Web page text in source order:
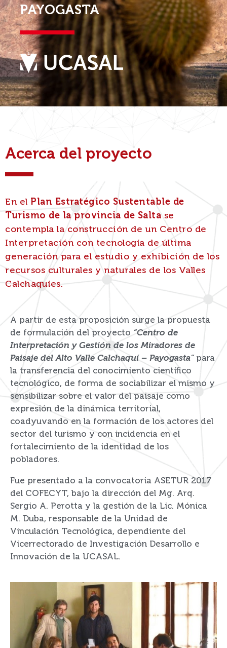
PAYOGASTA
Acerca del proyecto
En el Plan Estratégico Sustentable de
Turismo de la provincia de Salta se
contempla la construcción de un Centro de
Interpretación con tecnología de última
generación para el estudio y exhibición de los
recursos culturales y naturales de los Valles
Calchaquíes.
A partir de esta proposición surge la propuesta
de formulación del proyecto “Centro de
Interpretación y Gestión de los Miradores de
Paisaje del Alto Valle Calchaquí – Payogasta”para
la transferencia del conocimiento científico
tecnológico, de forma de sociabilizar el mismo y
sensibilizar sobre el valor del paisaje como
expresión de la dinámica territorial,
coadyuvando en la formación de los actores del
sector del turismo y con incidencia en el
fortalecimiento de la identidad de los
pobladores.
Fue presentado a la convocatoria ASETUR 2017
del COFECYT, bajo la dirección del Mg. Arq.
Sergio A. Perotta y la gestión de la Lic. Mónica
M. Duba, responsable de la Unidad de
Vinculación Tecnológica, dependiente del
Vicerrectorado de Investigación Desarrollo e
Innovación de la UCASAL.